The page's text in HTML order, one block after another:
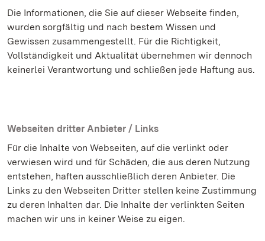
Die Informationen, die Sie auf dieser Webseite finden,
wurden sorgfältig und nach bestem Wissen und
Gewissen zusammengestellt. Für die Richtigkeit,
Vollständigkeit und Aktualität übernehmen wir dennoch
keinerlei Verantwortung und schließen jede Haftung aus.
Webseiten dritter Anbieter / Links
Für die Inhalte von Webseiten, auf die verlinkt oder
verwiesen wird und für Schäden, die aus deren Nutzung
entstehen, haften ausschließlich deren Anbieter. Die
Links zu den Webseiten Dritter stellen keine Zustimmung
zu deren Inhalten dar. Die Inhalte der verlinkten Seiten
machen wir uns in keiner Weise zu eigen.